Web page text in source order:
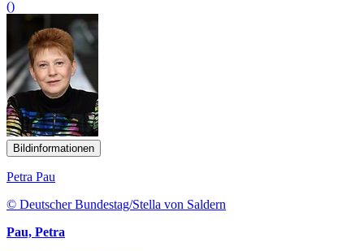
()
Bildinformationen
Petra Pau
© Deutscher Bundestag/Stella von Saldern
Pau, Petra